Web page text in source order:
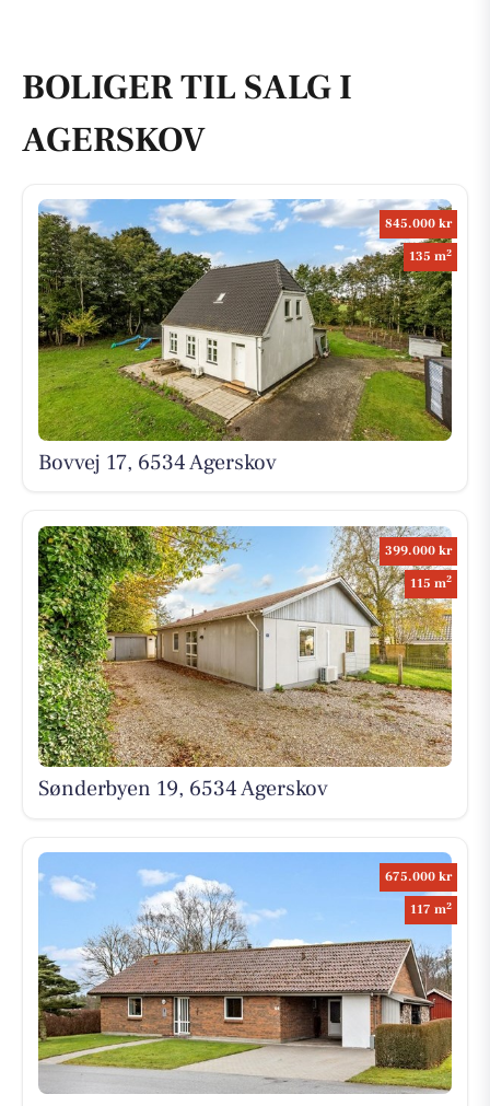
BOLIGER TIL SALG I
AGERSKOV
845.000 kr
135 m2
Bovvej 17, 6534 Agerskov
399.000 kr
115 m2
Sønderbyen 19, 6534 Agerskov
675.000 kr
117 m2